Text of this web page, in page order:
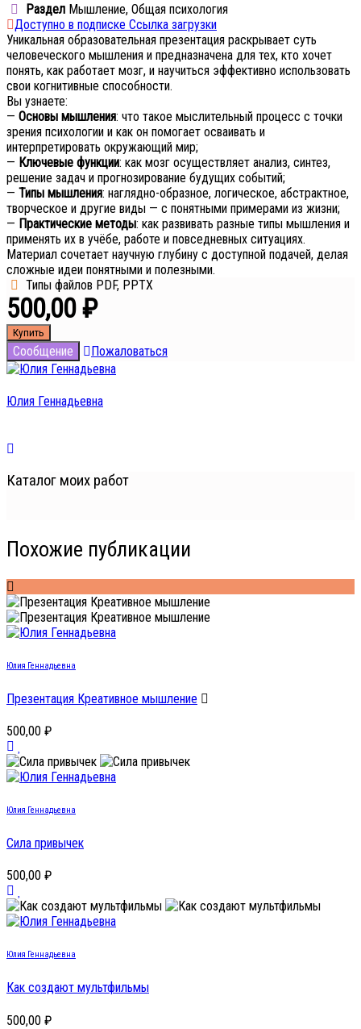
Раздел Мышление, Общая психология
Доступно в подписке Ссылка загрузки
Уникальная образовательная презентация раскрывает суть
человеческого мышления и предназначена для тех, кто хочет
понять, как работает мозг, и научиться эффективно использовать
свои когнитивные способности.
Вы узнаете:
— Основы мышления: что такое мыслительный процесс с точки
зрения психологии и как он помогает осваивать и
интерпретировать окружающий мир;
— Ключевые функции: как мозг осуществляет анализ, синтез,
решение задач и прогнозирование будущих событий;
— Типы мышления: наглядно-образное, логическое, абстрактное,
творческое и другие виды — с понятными примерами из жизни;
— Практические методы: как развивать разные типы мышления и
применять их в учёбе, работе и повседневных ситуациях.
Материал сочетает научную глубину с доступной подачей, делая
сложные идеи понятными и полезными.
Типы файлов PDF, PPTX
500,00 ₽
Купить
Сообщение Пожаловаться
Юлия Геннадьевна
Каталог моих работ
Похожие публикации
Юлия Геннадьевна
Презентация Креативное мышление
500,00 ₽
Юлия Геннадьевна
Сила привычек
500,00 ₽
Юлия Геннадьевна
Как создают мультфильмы
500,00 ₽